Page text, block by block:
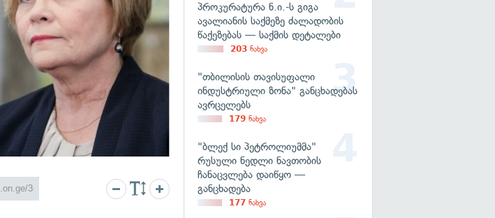
პროკურატურა ნ.ი.-ს გიგა
ავალიანის საქმეზე ძალადობის
წაქეზებას — საქმის დეტალები
203 ნახვა
"თბილისის თავისუფალი
ინდუსტრიული ზონა" განცხადებას
ავრცელებს
179 ნახვა
"ბლექ სი პეტროლიუმმა"
რუსული ნედლი ნავთობის
ჩანაცვლება დაიწყო —
განცხადება
177 ნახვა